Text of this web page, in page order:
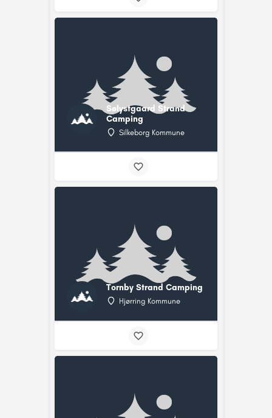
Sølystgaard Strand
Camping
Silkeborg Kommune
Tornby Strand Camping
Hjørring Kommune